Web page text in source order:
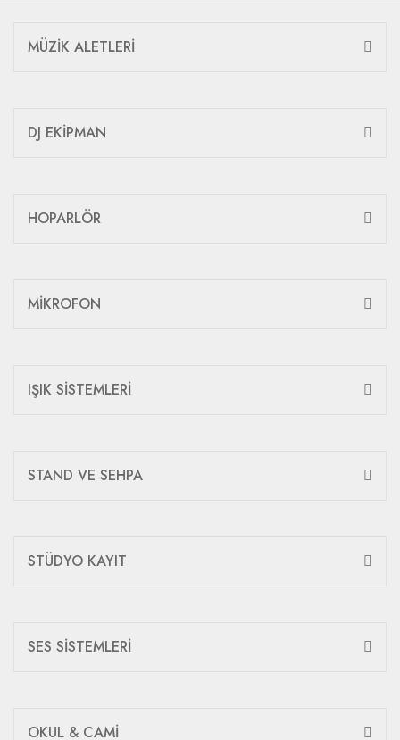
MÜZİK ALETLERİ
DJ EKİPMAN
HOPARLÖR
MİKROFON
IŞIK SİSTEMLERİ
STAND VE SEHPA
STÜDYO KAYIT
SES SİSTEMLERİ
OKUL & CAMİ